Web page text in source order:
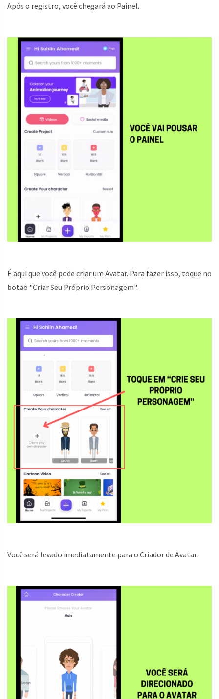
Após o registro, você chegará ao Painel.
É aqui que você pode criar um Avatar. Para fazer isso, toque no
botão "Criar Seu Próprio Personagem".
Você será levado imediatamente para o Criador de Avatar.